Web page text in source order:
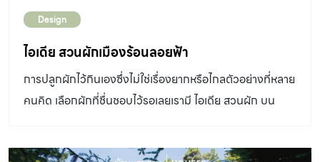
สะสมและพักผ่อนหลังบ้าน เมื่อเพื่อนฝูงมาเห็นต้นไม้สวย ๆก็
ขอซื้อไปเป็นของขวัญในโอกาสพิเศษต่าง ๆ และจ้างให้คุณสม
ไปออกแบบจัดสวนให้ด้วย รวมทั้งโรงเรือนสะสมต้นไม้
ของ คุณวิทย์-ศิริวิทย์ ริ้วบำรุง นักจัดสวนชื่อดังแห่ง Little
Tree ที่ใช้เป็นทั้งห้องพักผ่อน เก็บสะสมต้นไม้ และทดลองปลูก
Design
ไอเดีย สวนผักเมืองร้อนลอยฟ้า
การปลูกผักไว้กินเองซึ่งไม่ใช่เรื่องยากหรือไกลตัวอย่างที่หลาย
คนคิด เลือกผักที่ชื่นชอบไว้รอเลยเรามี ไอเดีย สวนผัก บน